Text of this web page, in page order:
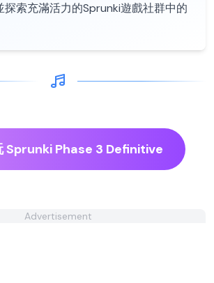
探索充滿活力的Sprunki遊戲社群中的
Sprunki Phase 3 Definitive
Advertisement